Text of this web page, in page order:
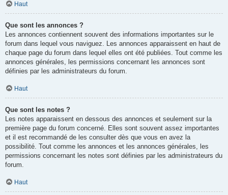
Haut
Que sont les annonces ?
Les annonces contiennent souvent des informations importantes sur le
forum dans lequel vous naviguez. Les annonces apparaissent en haut de
chaque page du forum dans lequel elles ont été publiées. Tout comme les
annonces générales, les permissions concernant les annonces sont
définies par les administrateurs du forum.
Haut
Que sont les notes ?
Les notes apparaissent en dessous des annonces et seulement sur la
première page du forum concerné. Elles sont souvent assez importantes
et il est recommandé de les consulter dès que vous en avez la
possibilité. Tout comme les annonces et les annonces générales, les
permissions concernant les notes sont définies par les administrateurs du
forum.
Haut